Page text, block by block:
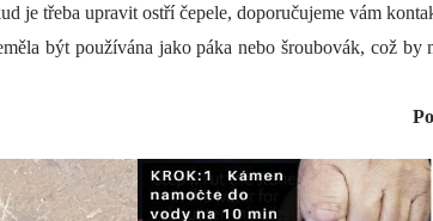
je třeba upravit ostří čepele, doporučujeme vám
být používána jako páka nebo šroubovák, což